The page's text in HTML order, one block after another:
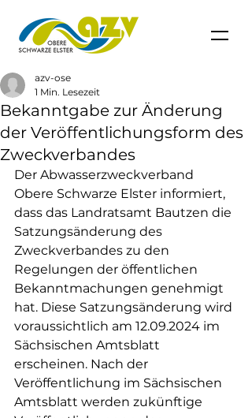
Bekanntgabe zur Änderung
der Veröffentlichungsform des
Zweckverbandes
azv-ose
1 Min. Lesezeit
Der Abwasserzweckverband
Obere Schwarze Elster informiert,
dass das Landratsamt Bautzen die
Satzungsänderung des
Zweckverbandes zu den
Regelungen der öffentlichen
Bekanntmachungen genehmigt
hat. Diese Satzungsänderung wird
voraussichtlich am 12.09.2024 im
Sächsischen Amtsblatt
erscheinen. Nach der
Veröffentlichung im Sächsischen
Amtsblatt werden zukünftige